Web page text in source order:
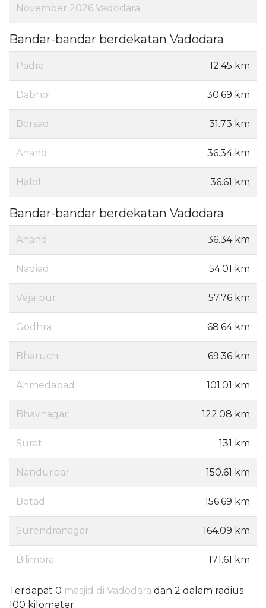
November 2026 Vadodara
Bandar-bandar berdekatan Vadodara
Padra 12.45 km
Dabhoi 30.69 km
Borsad 31.73 km
Anand 36.34 km
Halol 36.61 km
Bandar-bandar berdekatan Vadodara
Anand 36.34 km
Nadiad 54.01 km
Vejalpur 57.76 km
Godhra 68.64 km
Bharuch 69.36 km
Ahmedabad 101.01 km
Bhavnagar 122.08 km
Surat 131 km
Nandurbar 150.61 km
Botad 156.69 km
Surendranagar 164.09 km
Bilimora 171.61 km
Terdapat 0 masjid di Vadodara dan 2 dalam radius
100 kilometer.